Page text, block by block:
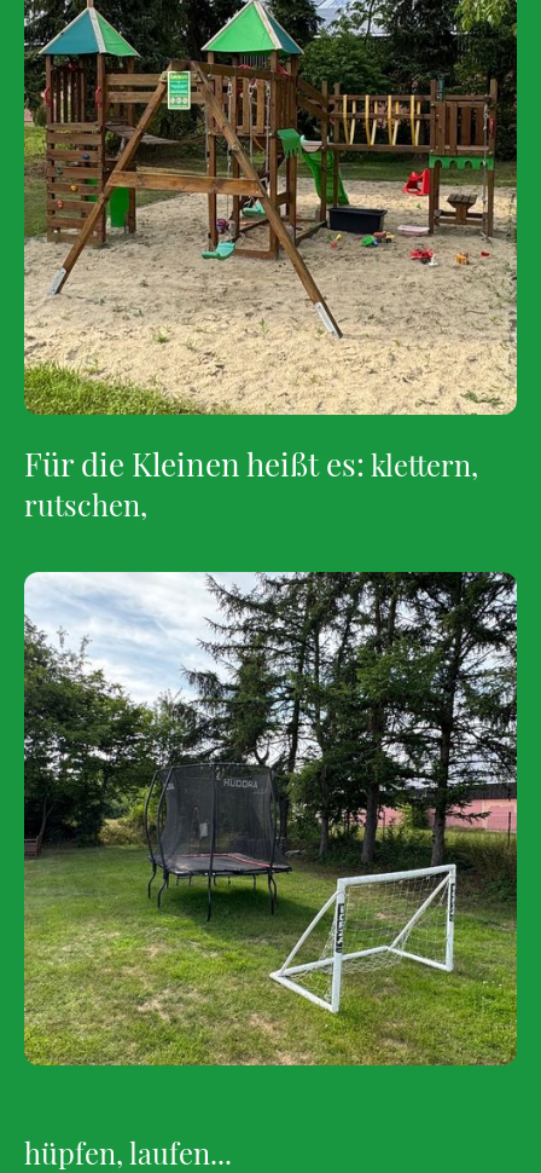
Für die Kleinen heißt es: klettern,
rutschen,
hüpfen, laufen...